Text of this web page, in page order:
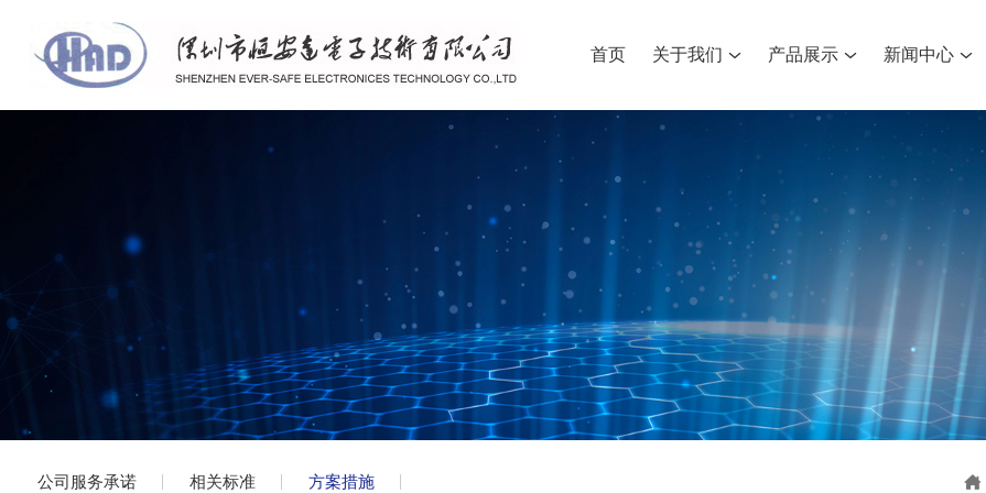
首页 关于我们 产品展示 新闻中心
公司服务承诺 相关标准 方案措施